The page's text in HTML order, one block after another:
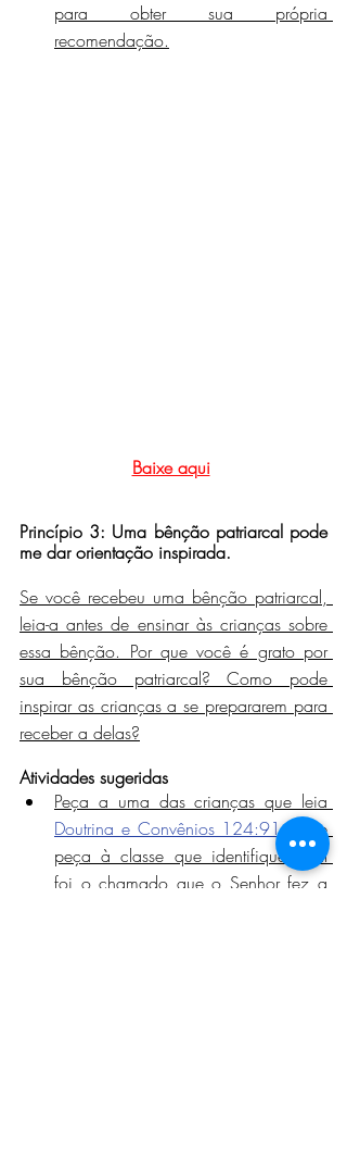
para obter sua própria
recomendação.
Baixe aqui
Princípio 3: Uma bênção patriarcal pode
me dar orientação inspirada.
Se você recebeu uma bênção patriarcal,
leia-a antes de ensinar às crianças sobre
essa bênção. Por que você é grato por
sua bênção patriarcal? Como pode
inspirar as crianças a se prepararem para
receber a delas?
Atividades sugeridas
Doutrina e Convênios 124:91–92
e
peça à classe que identifique qual
foi o chamado que o Senhor fez a